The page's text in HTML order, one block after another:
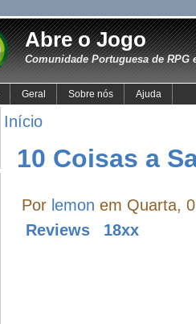
Abre o Jogo
Comunidade Portuguesa de RPG
Geral Sobre nós Ajuda
Início
10 Coisas a
Por lemon em Quarta,
Reviews
18xx